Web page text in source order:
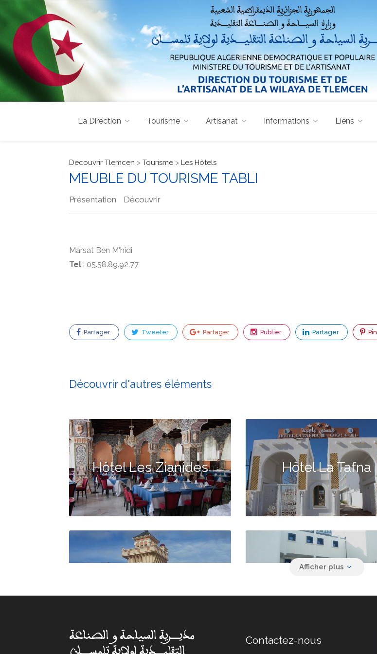
La Direction Tourisme Artisanat Informations Liens
Découvrir Tlemcen > Tourisme > Les Hôtels
MEUBLE DU TOURISME TABLI
Présentation Découvrir
Marsat Ben M'hidi
Tel : 05.58.89.92.77
Partager Tweeter Partager Publier Partager Pin
Découvrir d'autres éléments
Hôtel Les Zianides Hôtel La Tafna
Contactez-nous